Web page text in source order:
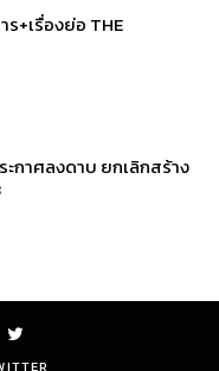
+เรื่องย่อ THE
ะกาศลงดาบ ยกเลิกสร้าง